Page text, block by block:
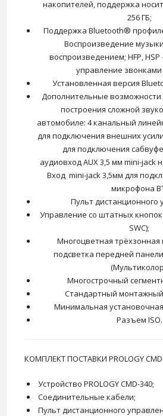
накопителей, поддержка
256 ГБ;
Поддержка Bluetooth®
Воспроизведение
воспроизведением; HFP,
управление
Установленная версия
Дополнительные
построения сложной
автомобиле: 4 канальный
для подключения внешних
для подключения
аудиовход AUX 3,5 мм mini-jack
Вход mini-jack 3,5мм для
микрофона
Пульт дистанционного
Управление со штатных
SWC);
Многоцветная трёхзонная
подсветка передней
Многострочный
Стандартный монтажный
Минимальная
Разъем ISO.
КОМПЛЕКТ ПОСТАВКИ PROLOGY
Устройство PROLOGY CMD-340;
Соединительные кабели;
Пульт дистанционного